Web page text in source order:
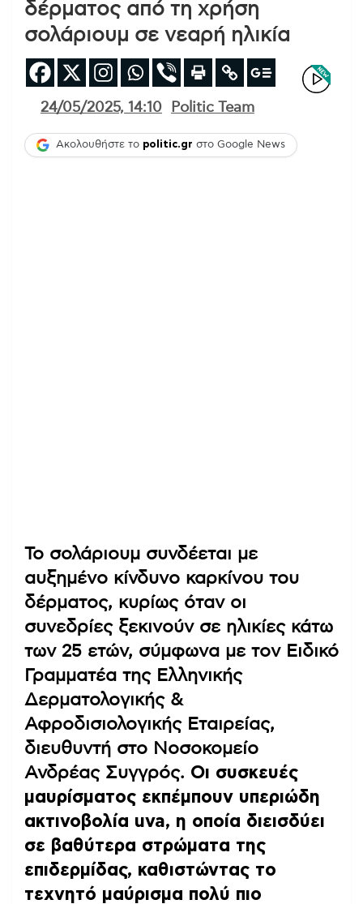
δέρματος από τη χρήση
σολάριουμ σε νεαρή ηλικία
24/05/2025, 14:10 Politic Team
Ακολουθήστε το politic.gr στο Google News
Το σολάριουμ συνδέεται με
αυξημένο κίνδυνο καρκίνου του
δέρματος, κυρίως όταν οι
συνεδρίες ξεκινούν σε ηλικίες κάτω
των 25 ετών, σύμφωνα με τον Ειδικό
Γραμματέα της Ελληνικής
Δερματολογικής &
Αφροδισιολογικής Εταιρείας,
διευθυντή στο Νοσοκομείο
Ανδρέας Συγγρός. Οι συσκευές
μαυρίσματος εκπέμπουν υπεριώδη
ακτινοβολία uva, η οποία διεισδύει
σε βαθύτερα στρώματα της
επιδερμίδας, καθιστώντας το
τεχνητό μαύρισμα πολύ πιο